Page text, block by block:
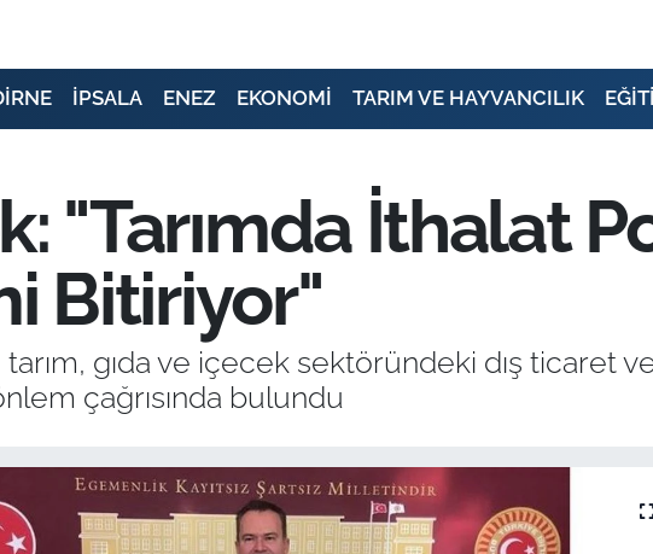
İPSALA ENEZ EKONOMİ TARIM VE HAYVANCILIK
"Tarımda İthalat
Bitiriyor"
gıda ve içecek sektöründeki dış ticaret
çağrısında bulundu